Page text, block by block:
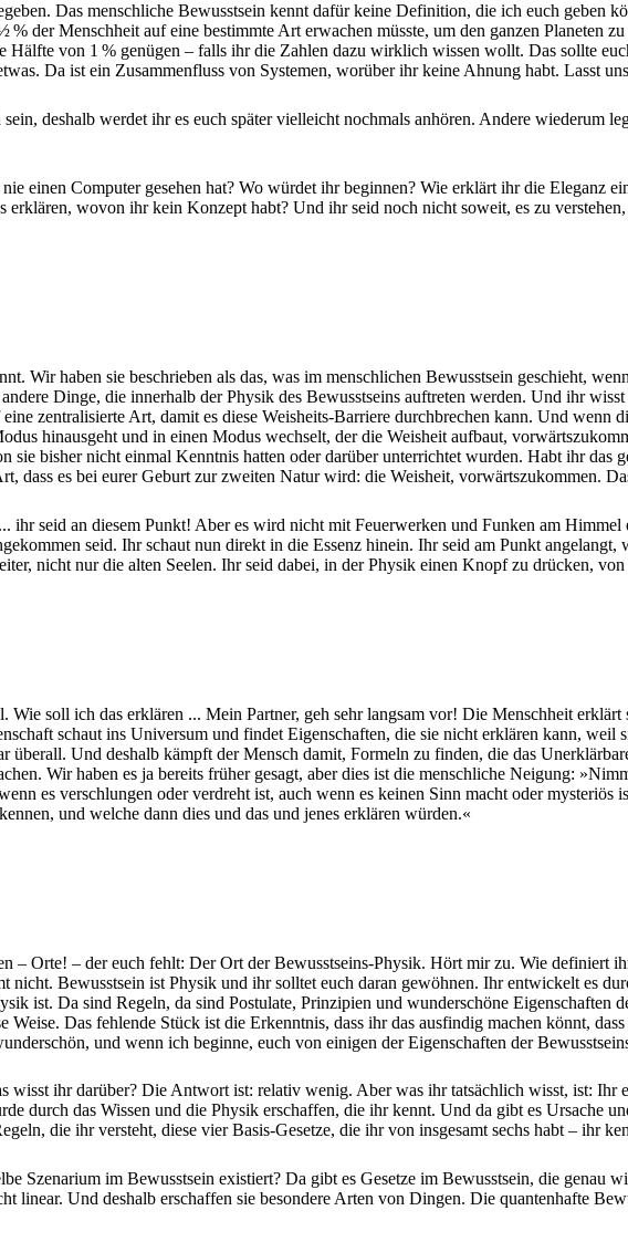
Das menschliche Bewusstsein kennt dafür keine Definition, die ich euch geben
% der Menschheit auf eine bestimmte Art erwachen müsste, um den ganzen Planeten
von 1 % genügen – falls ihr die Zahlen dazu wirklich wissen wollt. Das sollte
Da ist ein Zusammenfluss von Systemen, worüber ihr keine Ahnung habt. Lasst
deshalb werdet ihr es euch später vielleicht nochmals anhören. Andere wiederum
einen Computer gesehen hat? Wo würdet ihr beginnen? Wie erklärt ihr die Eleganz
erklären, wovon ihr kein Konzept habt? Und ihr seid noch nicht soweit, es zu
Wir haben sie beschrieben als das, was im menschlichen Bewusstsein geschieht,
Dinge, die innerhalb der Physik des Bewusstseins auftreten werden. Und ihr
zentralisierte Art, damit es diese Weisheits-Barriere durchbrechen kann. Und wenn
hinausgeht und in einen Modus wechselt, der die Weisheit aufbaut,
sie bisher nicht einmal Kenntnis hatten oder darüber unterrichtet wurden. Habt ihr
dass es bei eurer Geburt zur zweiten Natur wird: die Weisheit, vorwärtszukommen.
ihr seid an diesem Punkt! Aber es wird nicht mit Feuerwerken und Funken am
seid. Ihr schaut nun direkt in die Essenz hinein. Ihr seid am Punkt
nicht nur die alten Seelen. Ihr seid dabei, in der Physik einen Knopf zu drücken,
soll ich das erklären ... Mein Partner, geh sehr langsam vor! Die Menschheit
schaut ins Universum und findet Eigenschaften, die sie nicht erklären kann,
überall. Und deshalb kämpft der Mensch damit, Formeln zu finden, die das
Wir haben es ja bereits früher gesagt, aber dies ist die menschliche Neigung:
es verschlungen oder verdreht ist, auch wenn es keinen Sinn macht oder
und welche dann dies und das und jenes erklären würden.«
– Orte! – der euch fehlt: Der Ort der Bewusstseins-Physik. Hört mir zu. Wie definiert
nicht. Bewusstsein ist Physik und ihr solltet euch daran gewöhnen. Ihr entwickelt es
ist. Da sind Regeln, da sind Postulate, Prinzipien und wunderschöne
Weise. Das fehlende Stück ist die Erkenntnis, dass ihr das ausfindig machen könnt,
und wenn ich beginne, euch von einigen der Eigenschaften der
wisst ihr darüber? Die Antwort ist: relativ wenig. Aber was ihr tatsächlich wisst, ist:
durch das Wissen und die Physik erschaffen, die ihr kennt. Und da gibt es Ursache
die ihr versteht, diese vier Basis-Gesetze, die ihr von insgesamt sechs habt – ihr
Szenarium im Bewusstsein existiert? Da gibt es Gesetze im Bewusstsein, die
linear. Und deshalb erschaffen sie besondere Arten von Dingen. Die quantenhafte